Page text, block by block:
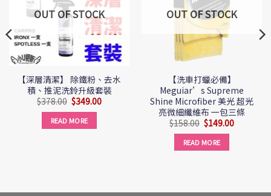
OUT OF STOCK
【深層清潔】 除鐵粉、去水
積、推泥洗鈴升級套裝
$378.00 $349.00
READ MORE
OUT OF STOCK
【洗車打蠟必備】
Meguiar’s Supreme
Shine Microfiber 美光 超光
亮微細纖維布 一包三條
$158.00 $149.00
READ MORE